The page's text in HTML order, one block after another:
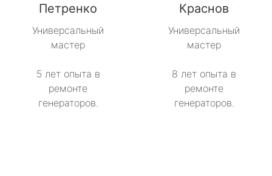
Петренко
Универсальный
мастер
5 лет опыта в
ремонте
генераторов.
Краснов
Универсальный
мастер
8 лет опыта в
ремонте
генераторов.